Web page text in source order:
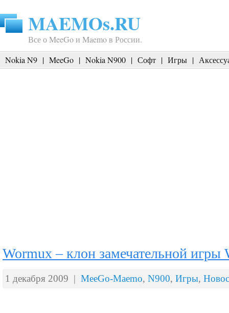
MAEMOs.RU
Все о MeeGo и Maemo в России.
Nokia N9 | MeeGo | Nokia N900 | Софт | Игры |
Wormux – клон замечательной игры
1 декабря 2009 | MeeGo-Maemo, N900, Игры,